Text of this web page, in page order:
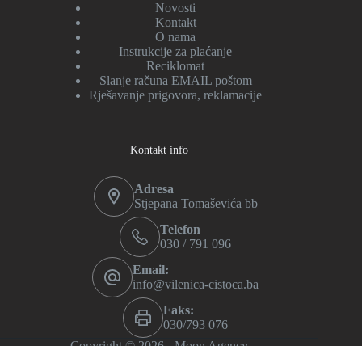
Novosti
Kontakt
O nama
Instrukcije za plaćanje
Reciklomat
Slanje računa EMAIL poštom
Rješavanje prigovora, reklamacije
Kontakt info
Adresa
Stjepana Tomaševića bb
Telefon
030 / 791 096
Email:
info@vilenica-cistoca.ba
Faks:
030/793 076